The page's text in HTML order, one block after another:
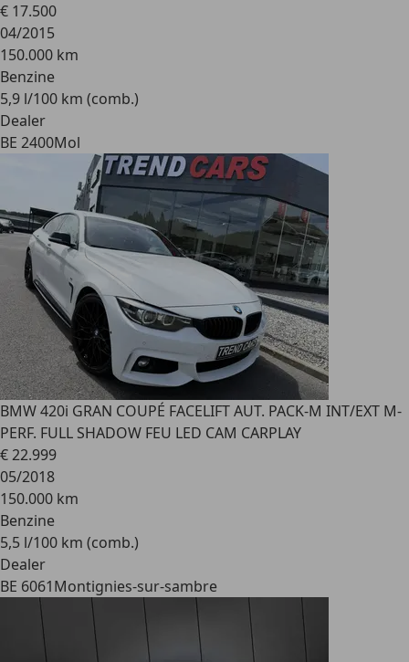
€ 17.500
04/2015
150.000 km
Benzine
5,9 l/100 km (comb.)
Dealer
BE 2400Mol
BMW 420i GRAN COUPÉ FACELIFT AUT. PACK-M INT/EXT M-
PERF. FULL SHADOW FEU LED CAM CARPLAY
€ 22.999
05/2018
150.000 km
Benzine
5,5 l/100 km (comb.)
Dealer
BE 6061Montignies-sur-sambre